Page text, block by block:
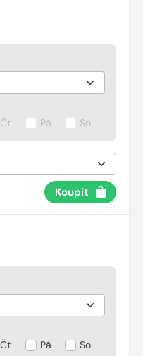
Čt Pá So
Koupit
Čt Pá So